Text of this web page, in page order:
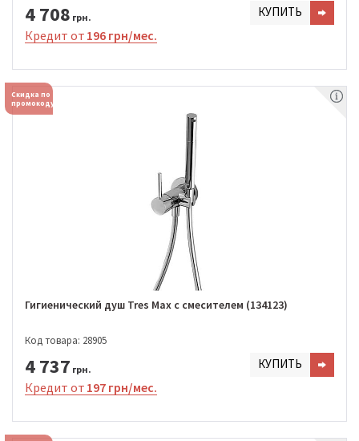
4 708 грн. КУПИТЬ
Кредит от 196 грн/мес.
Скидка по
промокоду
Гигиенический душ Tres Max с смесителем (134123)
Код товара: 28905
4 737 грн. КУПИТЬ
Кредит от 197 грн/мес.